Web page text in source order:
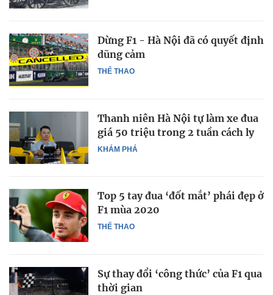
THỂ THAO
Dừng F1 - Hà Nội đã có quyết định
dũng cảm
KHÁM PHÁ
Thanh niên Hà Nội tự làm xe đua
giá 50 triệu trong 2 tuần cách ly
THỂ THAO
Top 5 tay đua ‘đốt mắt’ phái đẹp ở
F1 mùa 2020
Sự thay đổi ‘công thức’ của F1 qua
thời gian